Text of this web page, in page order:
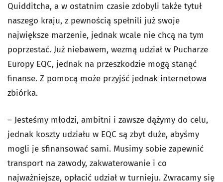
Quidditcha, a w ostatnim czasie zdobyli także tytuł
naszego kraju, z pewnością spełnili już swoje
największe marzenie, jednak wcale nie chcą na tym
poprzestać. Już niebawem, wezmą udział w Pucharze
Europy EQC, jednak na przeszkodzie mogą stanąć
finanse. Z pomocą może przyjść jednak internetowa
zbiórka.
– Jesteśmy młodzi, ambitni i zawsze dążymy do celu,
jednak koszty udziału w EQC są zbyt duże, abyśmy
mogli je sfinansować sami. Musimy sobie zapewnić
transport na zawody, zakwaterowanie i co
najważniejsze, opłacić udział w turnieju. Zwracamy się